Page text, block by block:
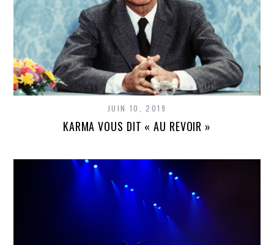
JUIN 10, 2019
KARMA VOUS DIT « AU REVOIR »